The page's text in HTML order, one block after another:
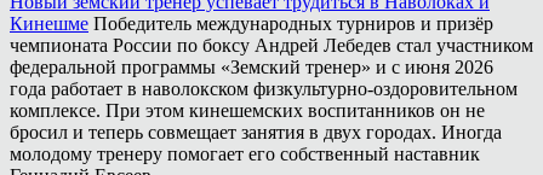
Кинешме Победитель международных турниров и призёр
чемпионата России по боксу Андрей Лебедев стал участником
федеральной программы «Земский тренер» и с июня 2026
года работает в наволокском физкультурно-оздоровительном
комплексе. При этом кинешемских воспитанников он не
бросил и теперь совмещает занятия в двух городах. Иногда
молодому тренеру помогает его собственный наставник